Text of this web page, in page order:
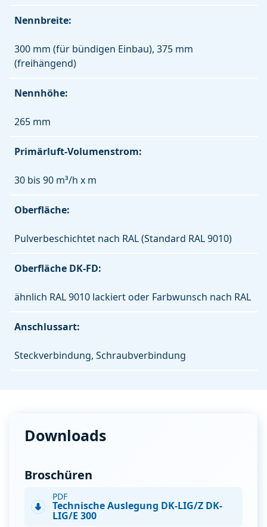
Nennbreite:
300 mm (für bündigen Einbau), 375 mm
(freihängend)
Nennhöhe:
265 mm
Primärluft-Volumenstrom:
30 bis 90 m³/h x m
Oberfläche:
Pulverbeschichtet nach RAL (Standard RAL 9010)
Oberfläche DK-FD:
ähnlich RAL 9010 lackiert oder Farbwunsch nach RAL
Anschlussart:
Steckverbindung, Schraubverbindung
Downloads
Broschüren
PDF
Technische Auslegung DK-LIG/Z DK-
LIG/E 300